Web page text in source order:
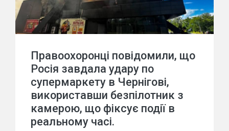
Правоохоронці повідомили, що
Росія завдала удару по
супермаркету в Чернігові,
використавши безпілотник з
камерою, що фіксує події в
реальному часі.